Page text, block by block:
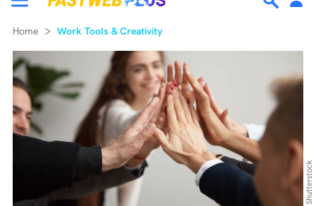
Home Work Tools & Creativity
Shutterstock